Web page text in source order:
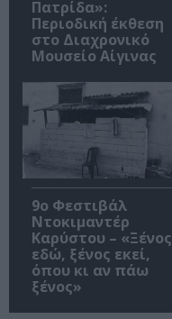
Πατρίδα»:
Περιοδική έκθεση
στο Διαχρονικό
Μουσείο Αίγινας
9ο Φεστιβάλ
Ντοκιμαντέρ
Καρύστου – «Ξένος
εδώ, ξένος εκεί,
όπου κι αν πάω
ξένος»